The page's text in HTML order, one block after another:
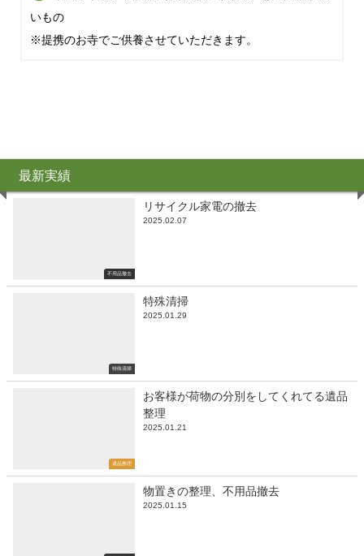
いもの
※提携のお寺でご供養させていただきます。
最新実績
不用品撤去
リサイクル家電の撤去
2025.02.07
特殊清掃
特殊清掃
2025.01.29
遺品整理
お客様が荷物の分別をしてくれてる遺品
整理
2025.01.21
物置きの整理、不用品撤去
2025.01.15